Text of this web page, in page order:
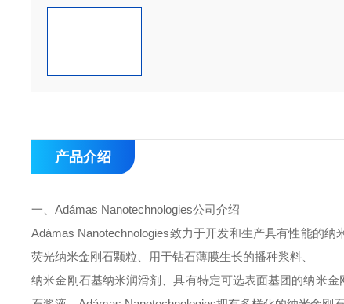
产品介绍
一、Adámas Nanotechnologies公司介绍
Adámas Nanotechnologies致力于开发和生产具有性能的纳
荧光纳米金刚石颗粒、用于钻石薄膜生长的播种浆料、
纳米金刚石基纳米润滑剂、具有特定可选表面基团的纳米金